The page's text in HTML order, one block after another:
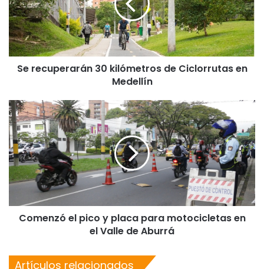
Se recuperarán 30 kilómetros de Ciclorrutas en
Medellín
Comenzó el pico y placa para motocicletas en
el Valle de Aburrá
Artículos relacionados